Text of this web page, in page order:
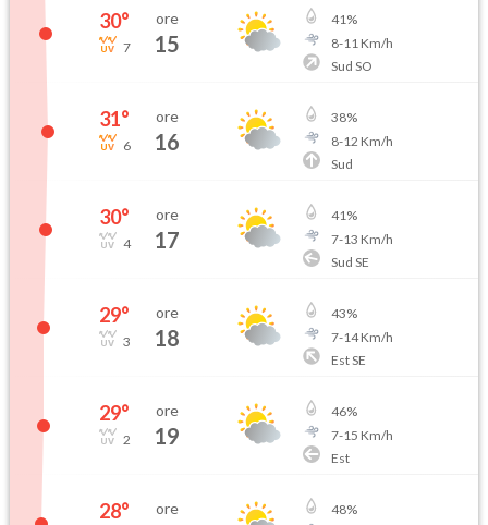
30°
7
ore
15
41%
8-11 Km/h
Sud SO
31°
6
ore
16
38%
8-12 Km/h
Sud
30°
4
ore
17
41%
7-13 Km/h
Sud SE
29°
3
ore
18
43%
7-14Km/h
Est SE
29°
2
ore
19
46%
7-15 Km/h
Est
28° ore 48%